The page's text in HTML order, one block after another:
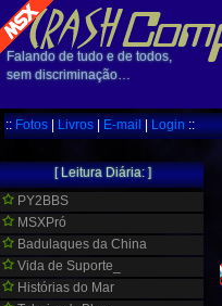
Falando de tudo e de todos,
sem discriminação…
::Fotos|Livros|E-mail|Login::
[ Leitura Diária: ]
PY2BBS
MSXPró
Badulaques da China
Vida de Suporte_
Histórias do Mar